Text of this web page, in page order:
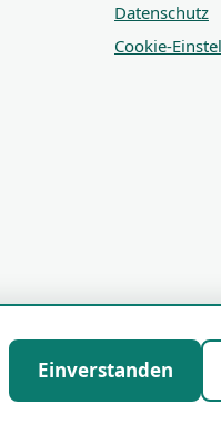
Datenschutz
Cookie-
Einverstanden